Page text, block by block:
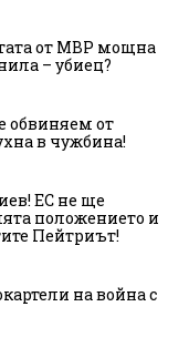
от МВР мощна
– убиец?
обвиняем от
в чужбина!
ЕС не ще
положението и
Пейтриът!
на война с